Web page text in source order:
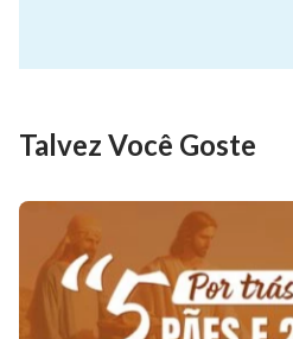
Talvez Você Goste